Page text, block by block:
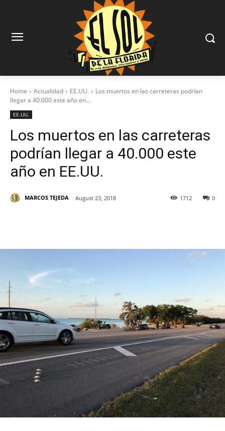
Home Actualidad EE.UU.
Los muertos en las carreteras podrían
llegar a 40.000 este año en...
EE.UU.
Los muertos en las carreteras
podrían llegar a 40.000 este
año en EE.UU.
MARCOS TEJEDA August 23, 2018 0
1712